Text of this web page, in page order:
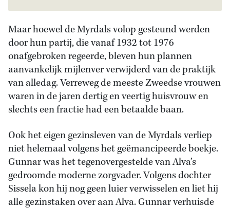
Maar hoewel de Myrdals volop gesteund werden
door hun partij, die vanaf 1932 tot 1976
onafgebroken regeerde, bleven hun plannen
aanvankelijk mijlenver verwijderd van de praktijk
van alledag. Verreweg de meeste Zweedse vrouwen
waren in de jaren dertig en veertig huisvrouw en
slechts een fractie had een betaalde baan.
Ook het eigen gezinsleven van de Myrdals verliep
niet helemaal volgens het geëmancipeerde boekje.
Gunnar was het tegenovergestelde van Alva’s
gedroomde moderne zorgvader. Volgens dochter
Sissela kon hij nog geen luier verwisselen en liet hij
alle gezinstaken over aan Alva. Gunnar verhuisde